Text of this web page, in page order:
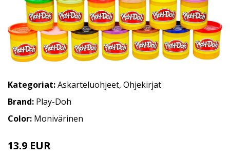
Kategoriat:Askarteluohjeet, Ohjekirjat
Brand: Play-Doh
Color: Monivärinen
13.9 EUR